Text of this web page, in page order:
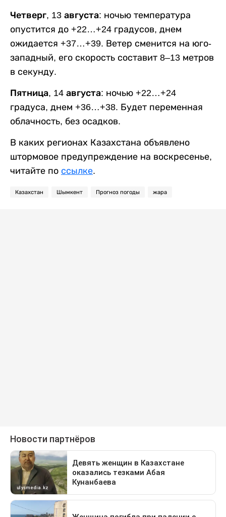
Четверг, 13 августа: ночью температура
опустится до +22…+24 градусов, днем
ожидается +37…+39. Ветер сменится на юго-
западный, его скорость составит 8–13 метров
в секунду.
Пятница, 14 августа: ночью +22…+24
градуса, днем +36…+38. Будет переменная
облачность, без осадков.
В каких регионах Казахстана объявлено
штормовое предупреждение на воскресенье,
читайте по ссылке.
Казахстан Шымкент Прогноз погоды жара